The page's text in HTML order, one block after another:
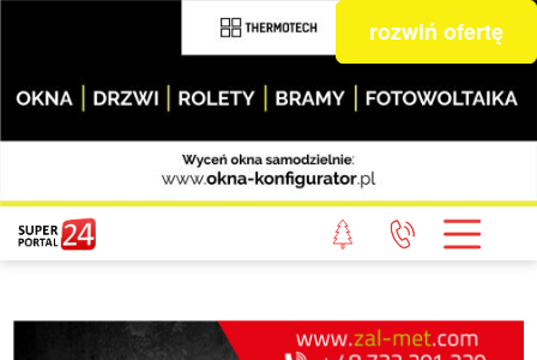
rozwiń ofertę
STRONA GŁÓWNA
POWIAT GRYFICKI
WIADOMOŚCI Z LASU